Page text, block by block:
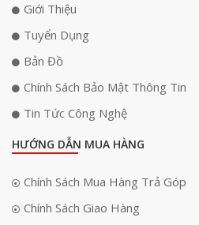
Giới Thiệu
Tuyển Dụng
Bản Đồ
Chính Sách Bảo Mật Thông Tin
Tin Tức Công Nghệ
HƯỚNG DẪN MUA HÀNG
Chính Sách Mua Hàng Trả Góp
Chính Sách Giao Hàng